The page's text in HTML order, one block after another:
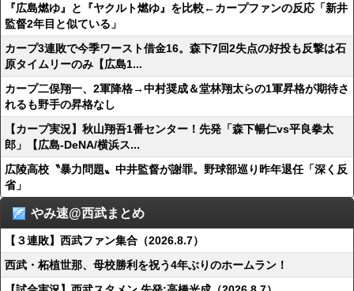
『広島燃ゆ』と『ヤクルト燃ゆ』を比較←カープファンの反応「新井
監督2年目と似ている」
カープ3連敗で今季ワースト借金16。森下7回2失点の好投も反撃は石
原タイムリーのみ【広島1...
カープ二俣翔一、2軍降格→中村奨成＆堂林翔太らの1軍昇格が期待さ
れるも野手の昇格なし
【カープ実況】秋山翔吾1番センター！先発「森下暢仁vs平良拳太
郎」【広島-DeNA/横浜ス...
広陵高校〝暴力問題〟中井監督が謝罪。野球部巡り昨年退任「深く反
省」
やみ速@西武まとめ
【３連敗】西武ファン集合（2026.8.7）
西武・柘植世那、母校勝利を祝う4年ぶりのホームラン！